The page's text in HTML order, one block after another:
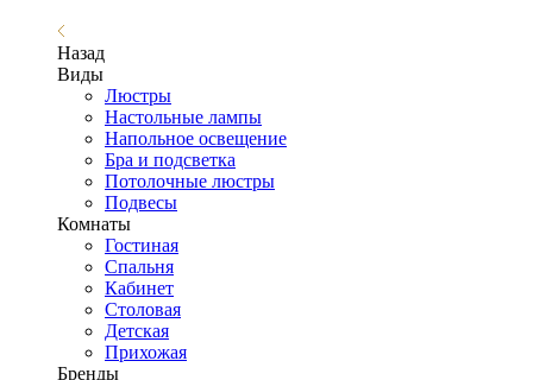
Назад
Виды
Люстры
Настольные лампы
Напольное освещение
Бра и подсветка
Потолочные люстры
Подвесы
Комнаты
Гостиная
Спальня
Кабинет
Столовая
Детская
Прихожая
Бренды